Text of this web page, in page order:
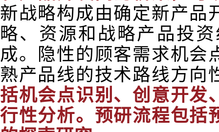
新战略构成由确定新产品
略、资源和战略产品投
成。隐性的顾客需求机会
熟产品线的技术路线方向
括机会点识别、创意开发
行性分析。预研流程包括